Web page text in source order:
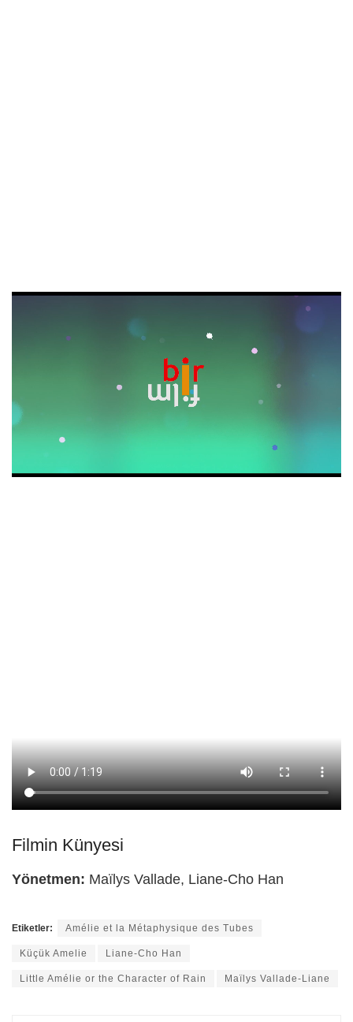
Filmin Künyesi
Yönetmen: Maïlys Vallade, Liane-Cho Han
Etiketler: Amélie et la Métaphysique des Tubes
Küçük Amelie Liane-Cho Han
Little Amélie or the Character of Rain Maïlys Vallade-Liane